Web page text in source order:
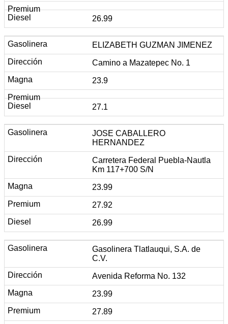
26.99
ELIZABETH GUZMAN JIMENEZ
Camino a Mazatepec No. 1
23.9
27.1
JOSE CABALLERO
HERNANDEZ
Carretera Federal Puebla-Nautla
Km 117+700 S/N
23.99
27.92
26.99
Gasolinera Tlatlauqui, S.A. de
C.V.
Avenida Reforma No. 132
23.99
27.89